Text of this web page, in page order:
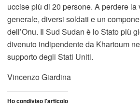
uccise più di 20 persone. A perdere la
generale, diversi soldati e un
dell’Onu. Il Sud Sudan è lo Stato più
divenuto indipendente da Khartoum
supporto degli Stati Uniti.
Vincenzo Giardina
Ho condiviso l'articolo